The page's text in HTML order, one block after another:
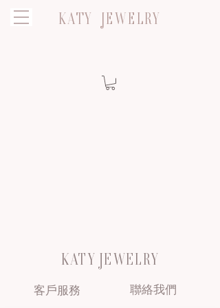
KATY JEWELRY
KATY JEWELRY
客戶服務 聯絡我們